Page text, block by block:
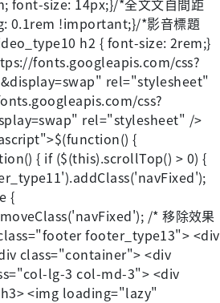
font-size: 14px;}/*全文文自間距
0.1rem !important;}/*影音標題
h2 { font-size: 2rem;}
fonts.googleapis.com/css?
rel="stylesheet"
css?
rel="stylesheet" />
{
{ if ($(this).scrollTop() > 0) {
{
/* 移除效果
footer_type13"> <div
class="container"> <div
lg-3 col-md-3"> <div
<img loading="lazy"